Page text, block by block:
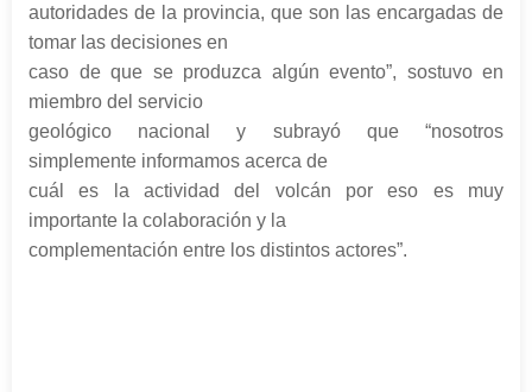
autoridades de la provincia, que son las encargadas de
tomar las decisiones en
caso de que se produzca algún evento”, sostuvo en
miembro del servicio
geológico nacional y subrayó que “nosotros
simplemente informamos acerca de
cuál es la actividad del volcán por eso es muy
importante la colaboración y la
complementación entre los distintos actores”.